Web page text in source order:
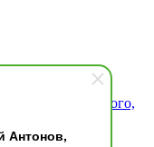
Антонов,
(обвиняемого,